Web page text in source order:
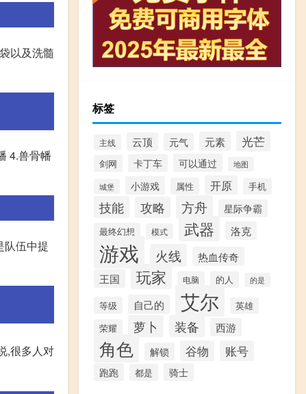
以及洗髓
4.兽骨幡
队伍中提
,很多人对
标签
主线 云顶 元气 元素 光芒
剑网 卡丁车 可以通过 地图
城堡 小游戏 属性 开原 手机
技能 攻略 方舟 星际争霸
最终幻想 模式 武器 洛克
游戏 火线 热血传奇
王国 玩家 电脑 的人 的是
等级 自己的 艾尔 英雄
荣耀 萝卜 装备 西游
角色 解锁 谷物 账号
跑跑 都是 骑士